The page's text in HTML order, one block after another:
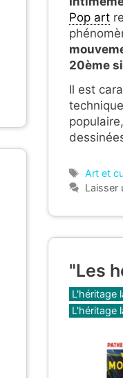
Pop art
20ème
Il est
Art et
Laisser
"Les
Catégories
L'héritage
L'héritage